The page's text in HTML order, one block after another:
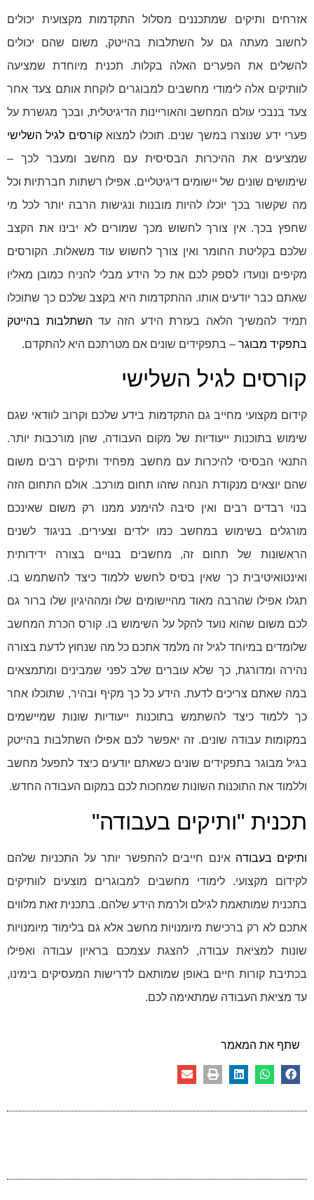
אזרחים ותיקים שמתכננים מסלול התקדמות מקצועית יכולים
לחשוב מעתה גם על השתלבות בהייטק, משום שהם יכולים
להשלים את הפערים האלה בקלות. תכנית מיוחדת שמציעה
לוותיקים אלה לימודי מחשבים למבוגרים לוקחת אותם צעד אחר
צעד בנבכי עולם המחשב והאוריינות הדיגיטלית, ובכך מגשרת על
פערי ידע שנוצרו במשך שנים. תוכלו למצואקורסים לגיל השלישי
שמציעים את ההיכרות הבסיסית עם מחשב ומעבר לכך –
שימושים שונים של יישומים דיגיטליים. אפילו רשתות חברתיות וכל
מה שקשור בכך יוכלו להיות מובנות ונגישות הרבה יותר לכל מי
שחפץ בכך. אין צורך לחשוש מכך שמורים לא יבינו את הקצב
שלכם בקליטת החומר ואין צורך לחשוש עוד משאלות. הקורסים
מקיפים ונועדו לספק לכם את כל הידע מבלי להניח כמובן מאליו
שאתם כבר יודעים אותו. ההתקדמות היא בקצב שלכם כך שתוכלו
תמיד להמשיך הלאה בעזרת הידע הזה עד השתלבות בהייטק
בתפקיד מבוגר – בתפקידים שונים אם מטרתכם היא להתקדם.
קורסים לגיל השלישי
קידום מקצועי מחייב גם התקדמות בידע שלכם וקרוב לוודאי שגם
שימוש בתוכנות ייעודיות של מקום העבודה, שהן מורכבות יותר.
התנאי הבסיסי להיכרות עם מחשב מפחיד ותיקים רבים משום
שהם יוצאים מנקודת הנחה שזהו תחום מורכב. אולם התחום הזה
בנוי רבדים רבים ואין סיבה להימנע ממנו רק משום שאינכם
מורגלים בשימוש במחשב כמו ילדים וצעירים. בניגוד לשנים
הראשונות של תחום זה, מחשבים בנויים בצורה ידידותית
ואינטואיטיבית כך שאין בסיס לחשש ללמוד כיצד להשתמש בו.
תגלו אפילו שהרבה מאוד מהיישומים שלו ומההיגיון שלו ברור גם
לכם משום שהוא נועד להקל על השימוש בו. קורס הכרת המחשב
שלומדים במיוחד לגיל זה מלמד אתכם כל מה שנחוץ לדעת בצורה
נהירה ומדורגת, כך שלא עוברים שלב לפני שמבינים ומתמצאים
במה שאתם צריכים לדעת. הידע כל כך מקיף ובהיר, שתוכלו אחר
כך ללמוד כיצד להשתמש בתוכנות ייעודיות שונות שמיישמים
במקומות עבודה שונים. זה יאפשר לכם אפילו השתלבות בהייטק
בגיל מבוגר בתפקידים שונים כשאתם יודעים כיצד לתפעל מחשב
וללמוד את התוכנות השונות שמחכות לכם במקום העבודה החדש.
תכנית "ותיקים בעבודה"
ותיקים בעבודה אינם חייבים להתפשר יותר על התכניות שלהם
לקידום מקצועי. לימודי מחשבים למבוגרים מוצעים לוותיקים
בתכנית שמותאמת לגילם ולרמת הידע שלהם. בתכנית זאת מלווים
אתכם לא רק ברכישת מיומנויות מחשב אלא גם בלימוד מיומנויות
שונות למציאת עבודה, להצגת עצמכם בראיון עבודה ואפילו
בכתיבת קורות חיים באופן שמותאם לדרישות המעסיקים בימינו,
עד מציאת העבודה שמתאימה לכם.
שתף את המאמר